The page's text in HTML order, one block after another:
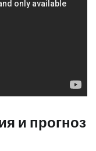
и прогноз